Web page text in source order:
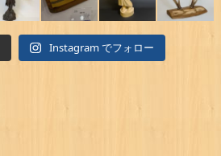
Instagram でフォロー